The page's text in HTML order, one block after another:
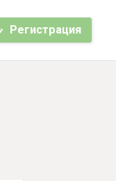
Регистрация